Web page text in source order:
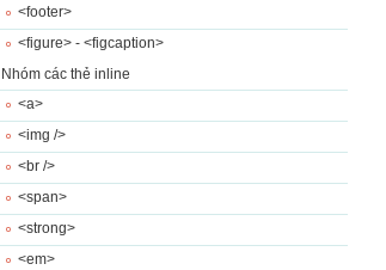
<footer>
<figure> - <figcaption>
Nhóm các thẻ inline
<a>
<img />
<br />
<span>
<strong>
<em>